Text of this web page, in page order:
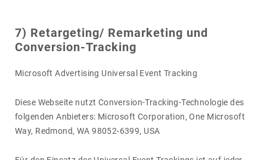
7) Retar­ge­ting/ Remar­ke­ting und
Conver­sion-Tracking
Micro­soft Adver­ti­sing Universal Event Tracking
Diese Webseite nutzt Conver­sion-Tracking-Tech­no­logie des
folgenden Anbie­ters: Micro­soft Corpo­ra­tion, One Micro­soft
Way, Redmond, WA 98052-6399, USA